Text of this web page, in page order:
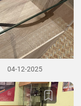
04-12-2025